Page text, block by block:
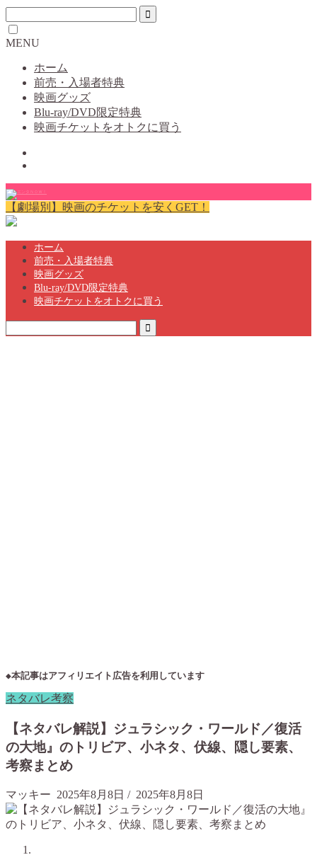
MENU
ホーム
前売・入場者特典
映画グッズ
Blu-ray/DVD限定特典
映画チケットをオトクに買う
【劇場別】映画のチケットを安くGET！
ホーム
前売・入場者特典
映画グッズ
Blu-ray/DVD限定特典
映画チケットをオトクに買う
◆本記事はアフィリエイト広告を利用しています
ネタバレ考察
【ネタバレ解説】ジュラシック・ワールド／復活
の大地』のトリビア、小ネタ、伏線、隠し要素、
考察まとめ
マッキー 2025年8月8日 / 2025年8月8日